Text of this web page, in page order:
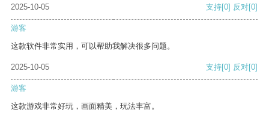
2025-10-05
支持[0] 反对[0]
游客
这款软件非常实用，可以帮助我解决很多问题。
2025-10-05 支持[0] 反对[0]
游客
这款游戏非常好玩，画面精美，玩法丰富。